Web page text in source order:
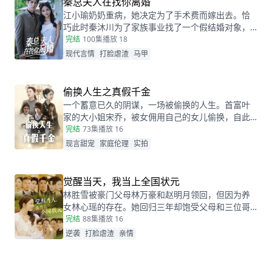
江小瑜奶奶重病，她决定为了手术费而嫁出去。恰
巧此时秦沐川为了家族事业找了一个假结婚对象，
两人阴差阳错的在民政局领证后，秦沐川计划一年
后离婚并留下电话。一年后，江小瑜在秦沐川的公
完结 100集播放 18
现代言情 打脸虐渣 马甲
偷换人生之真假千金
一个蓄意已久的阴谋，一场被偷换的人生。首富叶
家的大小姐宋乔，被女佣用自己的女儿偷换，自此
两个女孩的命运天差地别，一夕之间本该是天之骄
女的宋乔沦落为佣人女儿，从小备受折磨。而本该
完结 73集播放 16
现言甜宠 家庭伦理 实拍
觉醒当天，我当上全国状元
林胜雪被豪门父母林万豪和赵明月领回，但因为养
女林心瑶的存在。她回归三年却饱受父母和三位哥
哥的嫌弃厌恶，高考完毕的当晚，更是因为救出被
林心瑶撞成植物人的傅芊芊，被亲生父母和三个哥
完结 88集播放 16
逆袭 打脸虐渣 亲情